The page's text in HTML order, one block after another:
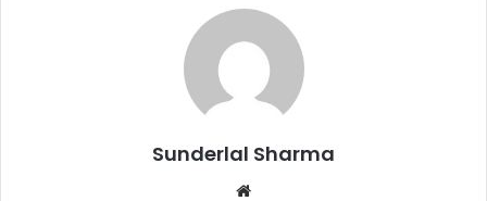
Sunderlal Sharma
Website